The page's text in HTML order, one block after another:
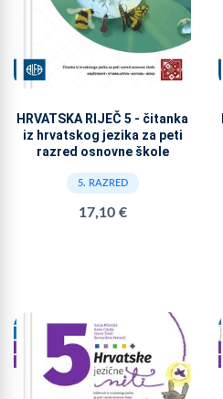
HRVATSKA RIJEČ 5 - čitanka
iz hrvatskog jezika za peti
razred osnovne škole
5. RAZRED
17,10 €